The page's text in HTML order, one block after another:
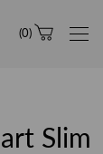
(0)
Slim